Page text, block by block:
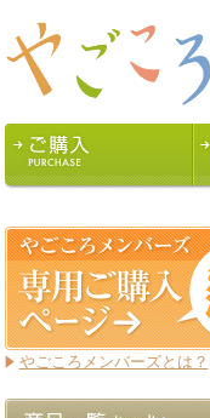
やごころメンバーズとは？